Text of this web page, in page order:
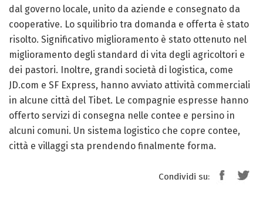
dal governo locale, unito da aziende e consegnato da
cooperative. Lo squilibrio tra domanda e offerta è stato
risolto. Significativo miglioramento è stato ottenuto nel
miglioramento degli standard di vita degli agricoltori e
dei pastori. Inoltre, grandi società di logistica, come
JD.com e SF Express, hanno avviato attività commerciali
in alcune città del Tibet. Le compagnie espresse hanno
offerto servizi di consegna nelle contee e persino in
alcuni comuni. Un sistema logistico che copre contee,
città e villaggi sta prendendo finalmente forma.
Condividi su: